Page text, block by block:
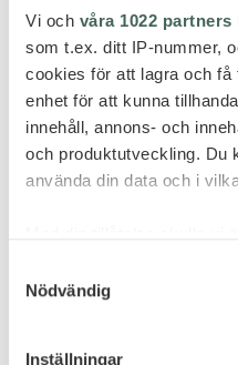
Vi och våra 1022 partners
som t.ex. ditt IP-nummer,
cookies för att lagra och få
enhet för att kunna
innehåll, annons- och
och produktutveckling. Du
använda din data och i
som kan ha en
Nödvändig
Inställningar
GÖR